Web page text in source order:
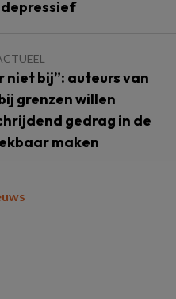
niet bij”: auteurs van
grenzen willen
gedrag in de
maken